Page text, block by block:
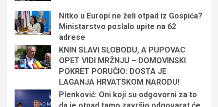
Nitko u Europi ne želi otpad iz Gospića?
Ministarstvo poslalo upite na 62
adrese
KNIN SLAVI SLOBODU, A PUPOVAC
OPET VIDI MRŽNJU – DOMOVINSKI
POKRET PORUČIO: DOSTA JE
LAGANJA HRVATSKOM NARODU!
Plenković: Oni koji su odgovorni za to